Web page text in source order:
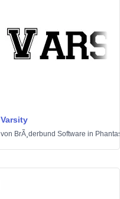
Varsity
von BrÃ¸derbund Software in